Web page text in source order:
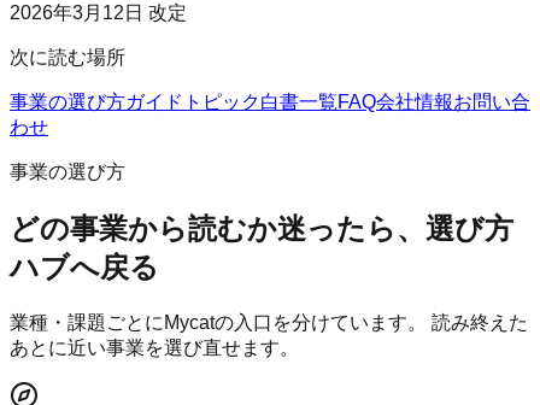
2026年3月12日 改定
次に読む場所
事業の選び方ガイド トピック白書一覧FAQ会社情報お問い合
わせ
事業の選び方
どの事業から読むか迷ったら、選び方
ハブへ戻る
業種・課題ごとにMycatの入口を分けています。 読み終えた
あとに近い事業を選び直せます。